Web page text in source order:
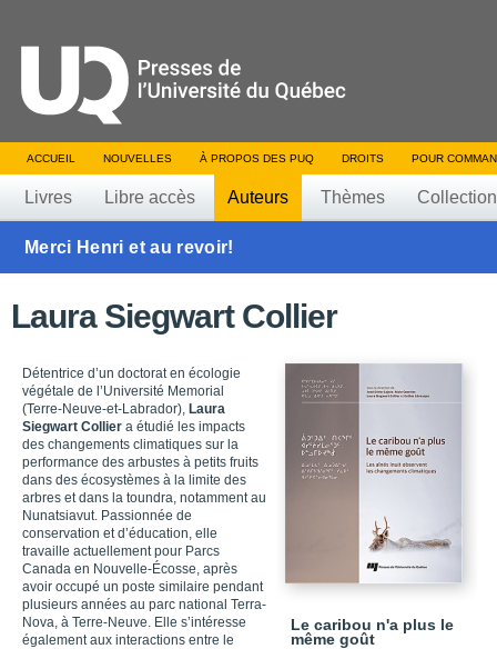
ACCUEIL NOUVELLES À PROPOS DES PUQ DROITS POUR
Livres Libre accès Auteurs Thèmes
Merci Henri et au revoir!
Laura Siegwart Collier
Détentrice d’un doctorat en écologie
végétale de l’Université Memorial
(Terre-Neuve-et-Labrador), Laura
Siegwart Collier a étudié les impacts
des changements climatiques sur la
performance des arbustes à petits fruits
dans des écosystèmes à la limite des
arbres et dans la toundra, notamment au
Nunatsiavut. Passionnée de
conservation et d’éducation, elle
travaille actuellement pour Parcs
Canada en Nouvelle-Écosse, après
avoir occupé un poste similaire pendant
plusieurs années au parc national Terra-
Nova, à Terre-Neuve. Elle s’intéresse
également aux interactions entre le
Le caribou n'a plus le
même goût